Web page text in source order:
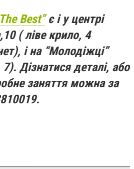
Best”є і у центрі
( ліве крило, 4
і на “Молодіжці”
Дізнатися деталі, або
заняття можна за